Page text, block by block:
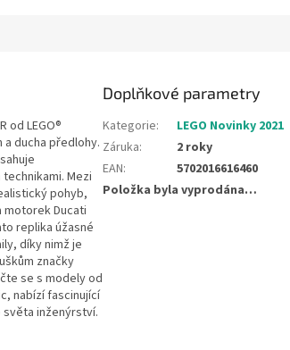
od LEGO®
ducha předlohy.
Mezi
pohyb,
motorek Ducati
replika úžasné
díky nimž je
značky
se s modely od
nabízí fascinující
inženýrství.
Doplňkové parametry
Kategorie:
LEGO Novinky 2021
Záruka:
2 roky
EAN:
5702016616460
Položka byla vyprodána…